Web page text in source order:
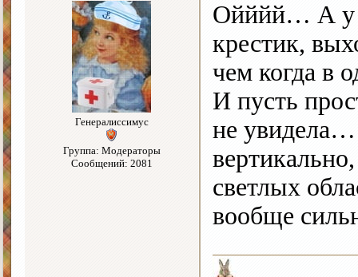
Генералиссимус
Группа: Модераторы
Сообщений: 2081
Ойййй… А у
крестик,
чем когда в
И пусть
не
светлых
вообще